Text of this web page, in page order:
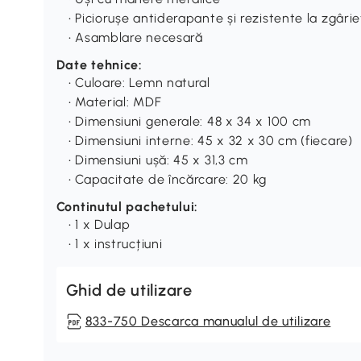
• Piciorușe antiderapante și rezistente la
• Asamblare necesară
Date tehnice:
• Culoare: Lemn natural
• Material: MDF
• Dimensiuni generale: 48 x 34 x 100 cm
• Dimensiuni interne: 45 x 32 x 30 cm (fiecare)
• Dimensiuni ușă: 45 x 31,3 cm
• Capacitate de încărcare: 20 kg
Continutul pachetului:
• 1 x Dulap
• 1 x instrucțiuni
Ghid de utilizare
833-750 Descarca manualul de utilizare